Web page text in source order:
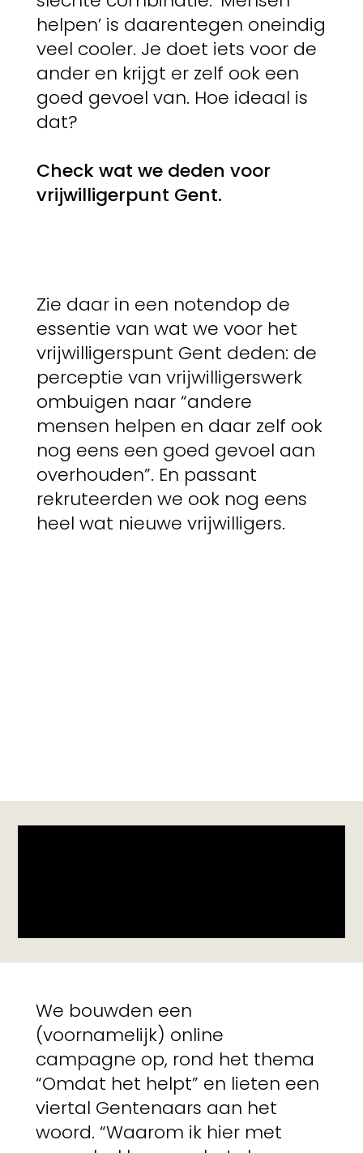
helpen’ is daarentegen oneindig
veel cooler. Je doet iets voor de
ander en krijgt er zelf ook een
goed gevoel van. Hoe ideaal is
dat?
Check wat we deden voor
vrijwilligerpunt Gent.
Zie daar in een notendop de
essentie van wat we voor het
vrijwilligerspunt Gent deden: de
perceptie van vrijwilligerswerk
ombuigen naar “andere
mensen helpen en daar zelf ook
nog eens een goed gevoel aan
overhouden”. En passant
rekruteerden we ook nog eens
heel wat nieuwe vrijwilligers.
We bouwden een
(voornamelijk) online
campagne op, rond het thema
“Omdat het helpt” en lieten een
viertal Gentenaars aan het
woord. “Waarom ik hier met